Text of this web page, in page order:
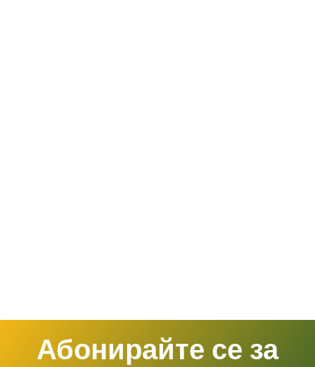
Абонирайте се за